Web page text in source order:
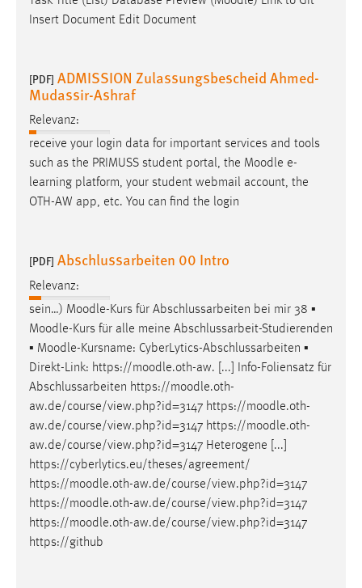
Insert Document Edit Document
[PDF] ADMISSION Zulassungsbescheid Ahmed-
Mudassir-Ashraf
Relevanz:
receive your login data for important services and tools
such as the PRIMUSS student portal, the Moodle e-
learning platform, your student webmail account, the
OTH-AW app, etc. You can find the login
[PDF] Abschlussarbeiten 00 Intro
Relevanz:
sein…) Moodle-Kurs für Abschlussarbeiten bei mir 38 ▪
Moodle-Kurs für alle meine Abschlussarbeit-Studierenden
▪ Moodle-Kursname: CyberLytics-Abschlussarbeiten ▪
Direkt-Link: https://moodle.oth-aw. [...] Info-Foliensatz für
Abschlussarbeiten https://moodle.oth-
aw.de/course/view.php?id=3147 https://moodle.oth-
aw.de/course/view.php?id=3147 https://moodle.oth-
aw.de/course/view.php?id=3147 Heterogene [...]
https://cyberlytics.eu/theses/agreement/
https://moodle.oth-aw.de/course/view.php?id=3147
https://moodle.oth-aw.de/course/view.php?id=3147
https://moodle.oth-aw.de/course/view.php?id=3147
https://github